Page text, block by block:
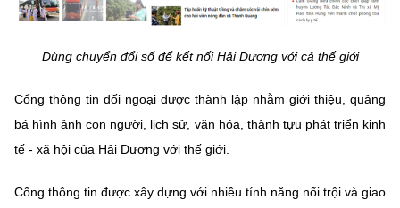
Dùng chuyển đổi số để kết nối Hải Dương với cả thế giới
Cổng thông tin đối ngoại được thành lập nhằm giới thiệu, quảng
bá hình ảnh con người, lịch sử, văn hóa, thành tựu phát triển kinh
tế - xã hội của Hải Dương với thế giới.
Cổng thông tin được xây dựng với nhiều tính năng nổi trội và giao